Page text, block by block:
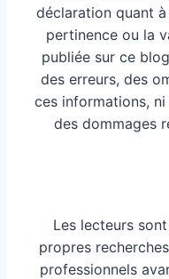
déclaration quant à
pertinence ou la
publiée sur ce
des erreurs, des
ces informations,
des dommages
Les lecteurs
propres
professionnels